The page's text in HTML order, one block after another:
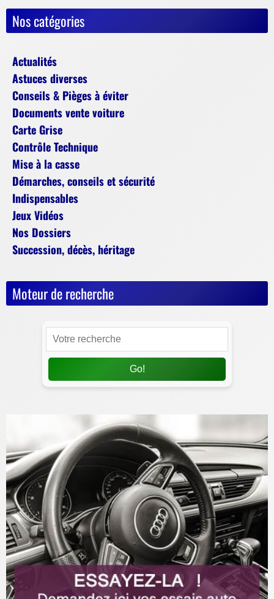
Nos catégories
Actualités
Astuces diverses
Conseils & Pièges à éviter
Documents vente voiture
Carte Grise
Contrôle Technique
Mise à la casse
Démarches, conseils et sécurité
Indispensables
Jeux Vidéos
Nos Dossiers
Succession, décès, héritage
Moteur de recherche
Go!